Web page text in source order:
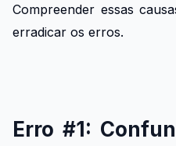
Compreender essas
erradicar os erros.
Erro #1: